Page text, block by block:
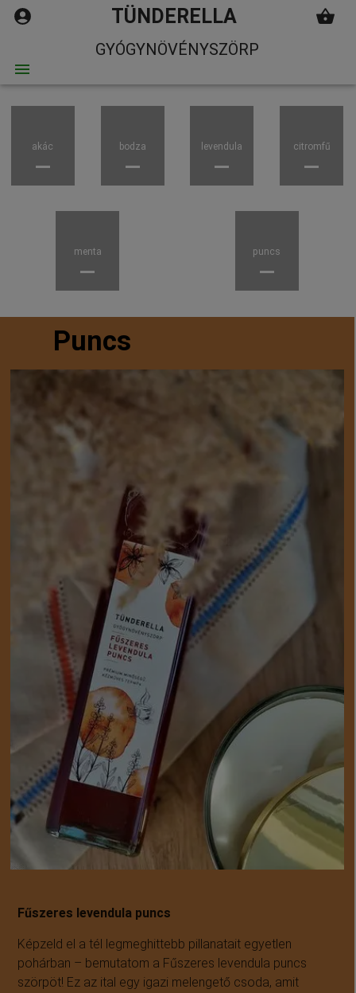
TÜNDERELLA
GYÓGYNÖVÉNYSZÖRP
akác bodza levendula citromfű
menta puncs
Puncs
Fűszeres levendula puncs
Képzeld el a tél legmeghittebb pillanatait egyetlen
pohárban – bemutatom a Fűszeres levendula puncs
szörpöt! Ez az ital egy igazi melengető csoda, amit